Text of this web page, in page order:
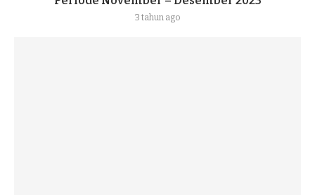
3 tahun ago